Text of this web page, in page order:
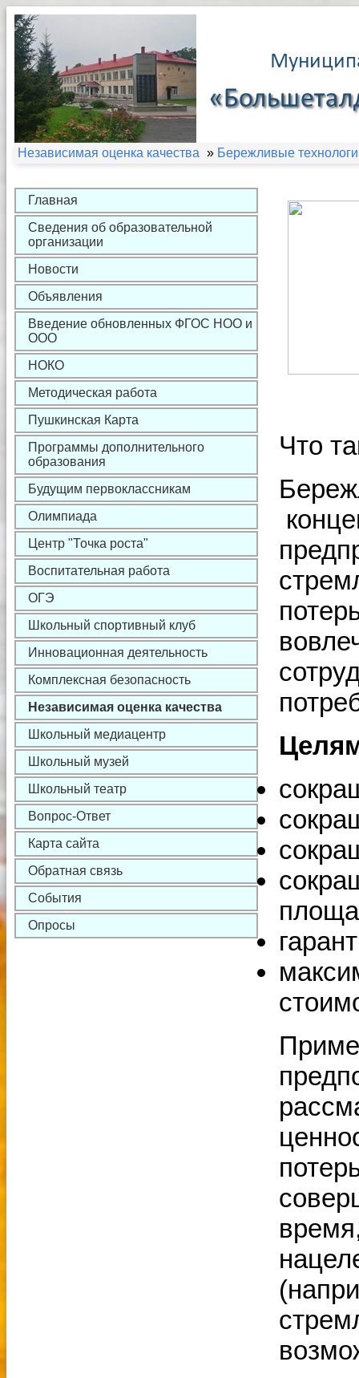
Независимая оценка качества » Бережливые
Главная
Сведения об образовательной
организации
Новости
Объявления
Введение обновленных ФГОС НОО и
ООО
НОКО
Методическая работа
Пушкинская Карта
Программы дополнительного
образования
Будущим первоклассникам
Олимпиада
Центр "Точка роста"
Воспитательная работа
ОГЭ
Школьный спортивный клуб
Инновационная деятельность
Комплексная безопасность
Независимая оценка качества
Школьный медиацентр
Школьный музей
Школьный театр
Вопрос-Ответ
Карта сайта
Обратная связь
События
Опросы
Что